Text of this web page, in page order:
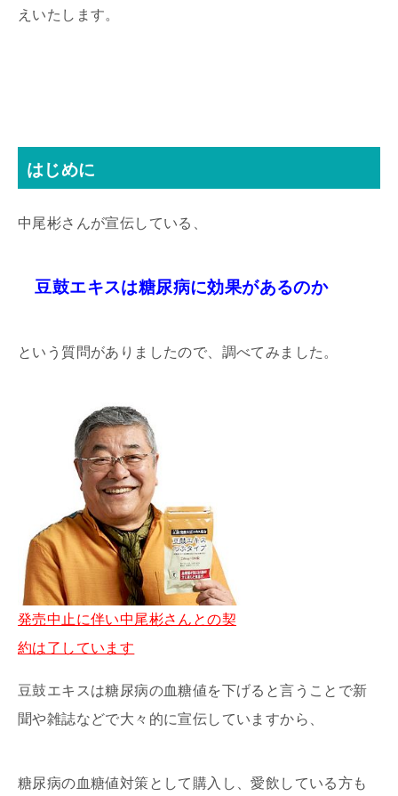
えいたします。
はじめに
中尾彬さんが宣伝している、
豆鼓エキスは糖尿病に効果があるのか
という質問がありましたので、調べてみました。
発売中止に伴い中尾彬さんとの契
約は了しています
豆鼓エキスは糖尿病の血糖値を下げると言うことで新
聞や雑誌などで大々的に宣伝していますから、
糖尿病の血糖値対策として購入し、愛飲している方も